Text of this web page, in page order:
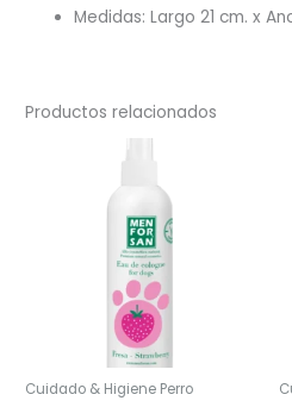
Medidas: Largo 21 cm. x
Productos relacionados
Cuidado & Higiene Perro